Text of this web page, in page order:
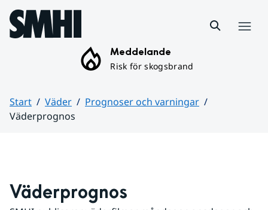
Hoppa till sidans innehåll
Meddelande
Risk för skogsbrand
Start Väder
Prognoser och varningar
Väderprognos
Väderprognos